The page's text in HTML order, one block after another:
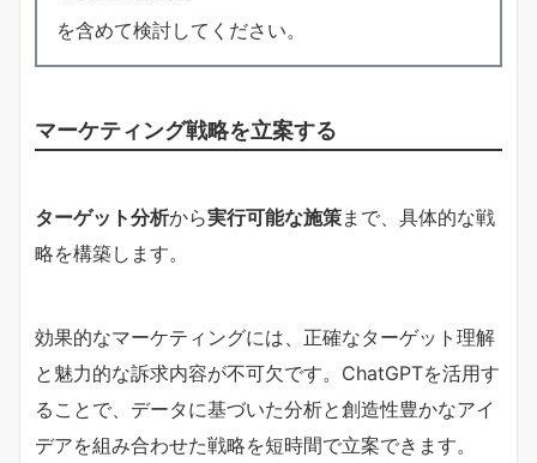
を含めて検討してください。
マーケティング戦略を立案する
ターゲット分析から実行可能な施策まで、具体的な戦
略を構築します。
効果的なマーケティングには、正確なターゲット理解
と魅力的な訴求内容が不可欠です。ChatGPTを活用す
ることで、データに基づいた分析と創造性豊かなアイ
デアを組み合わせた戦略を短時間で立案できます。